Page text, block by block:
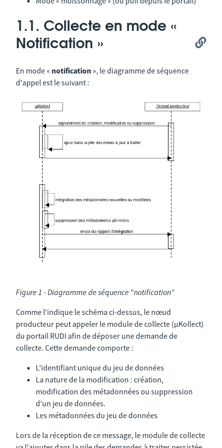
1.1. Collecte en mode «
Notification »
En mode « notification », le diagramme de séquence
d'appel est le suivant :
Figure 1 - Diagramme de séquence "notification"
Comme l'indique le schéma ci-dessus, le nœud
producteur peut appeler le module de collecte (µKollect)
du portail RUDI afin de déposer une demande de
collecte. Cette demande comporte :
L'identifiant unique du jeu de données
La nature de la modification : création,
modification des métadonnées ou suppression
d'un jeu de données.
Les métadonnées du jeu de données
Lors de la réception de ce message, le module de collecte